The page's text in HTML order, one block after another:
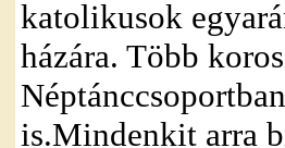
katolikusok
házára. Több
is.Mindenkit arra